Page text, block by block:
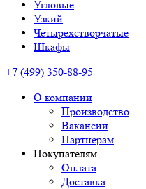
Угловые
Узкий
Четырехстворчатые
Шкафы
+7 (499) 350-88-95
О компании
Производство
Вакансии
Партнерам
Покупателям
Оплата
Доставка